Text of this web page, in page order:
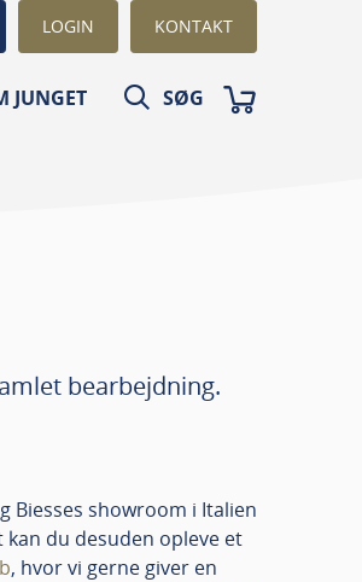
LOGIN KONTAKT
JUNGET SØG
bearbejdning.
Biesses showroom i Italien
du desuden opleve et
, hvor vi gerne giver en